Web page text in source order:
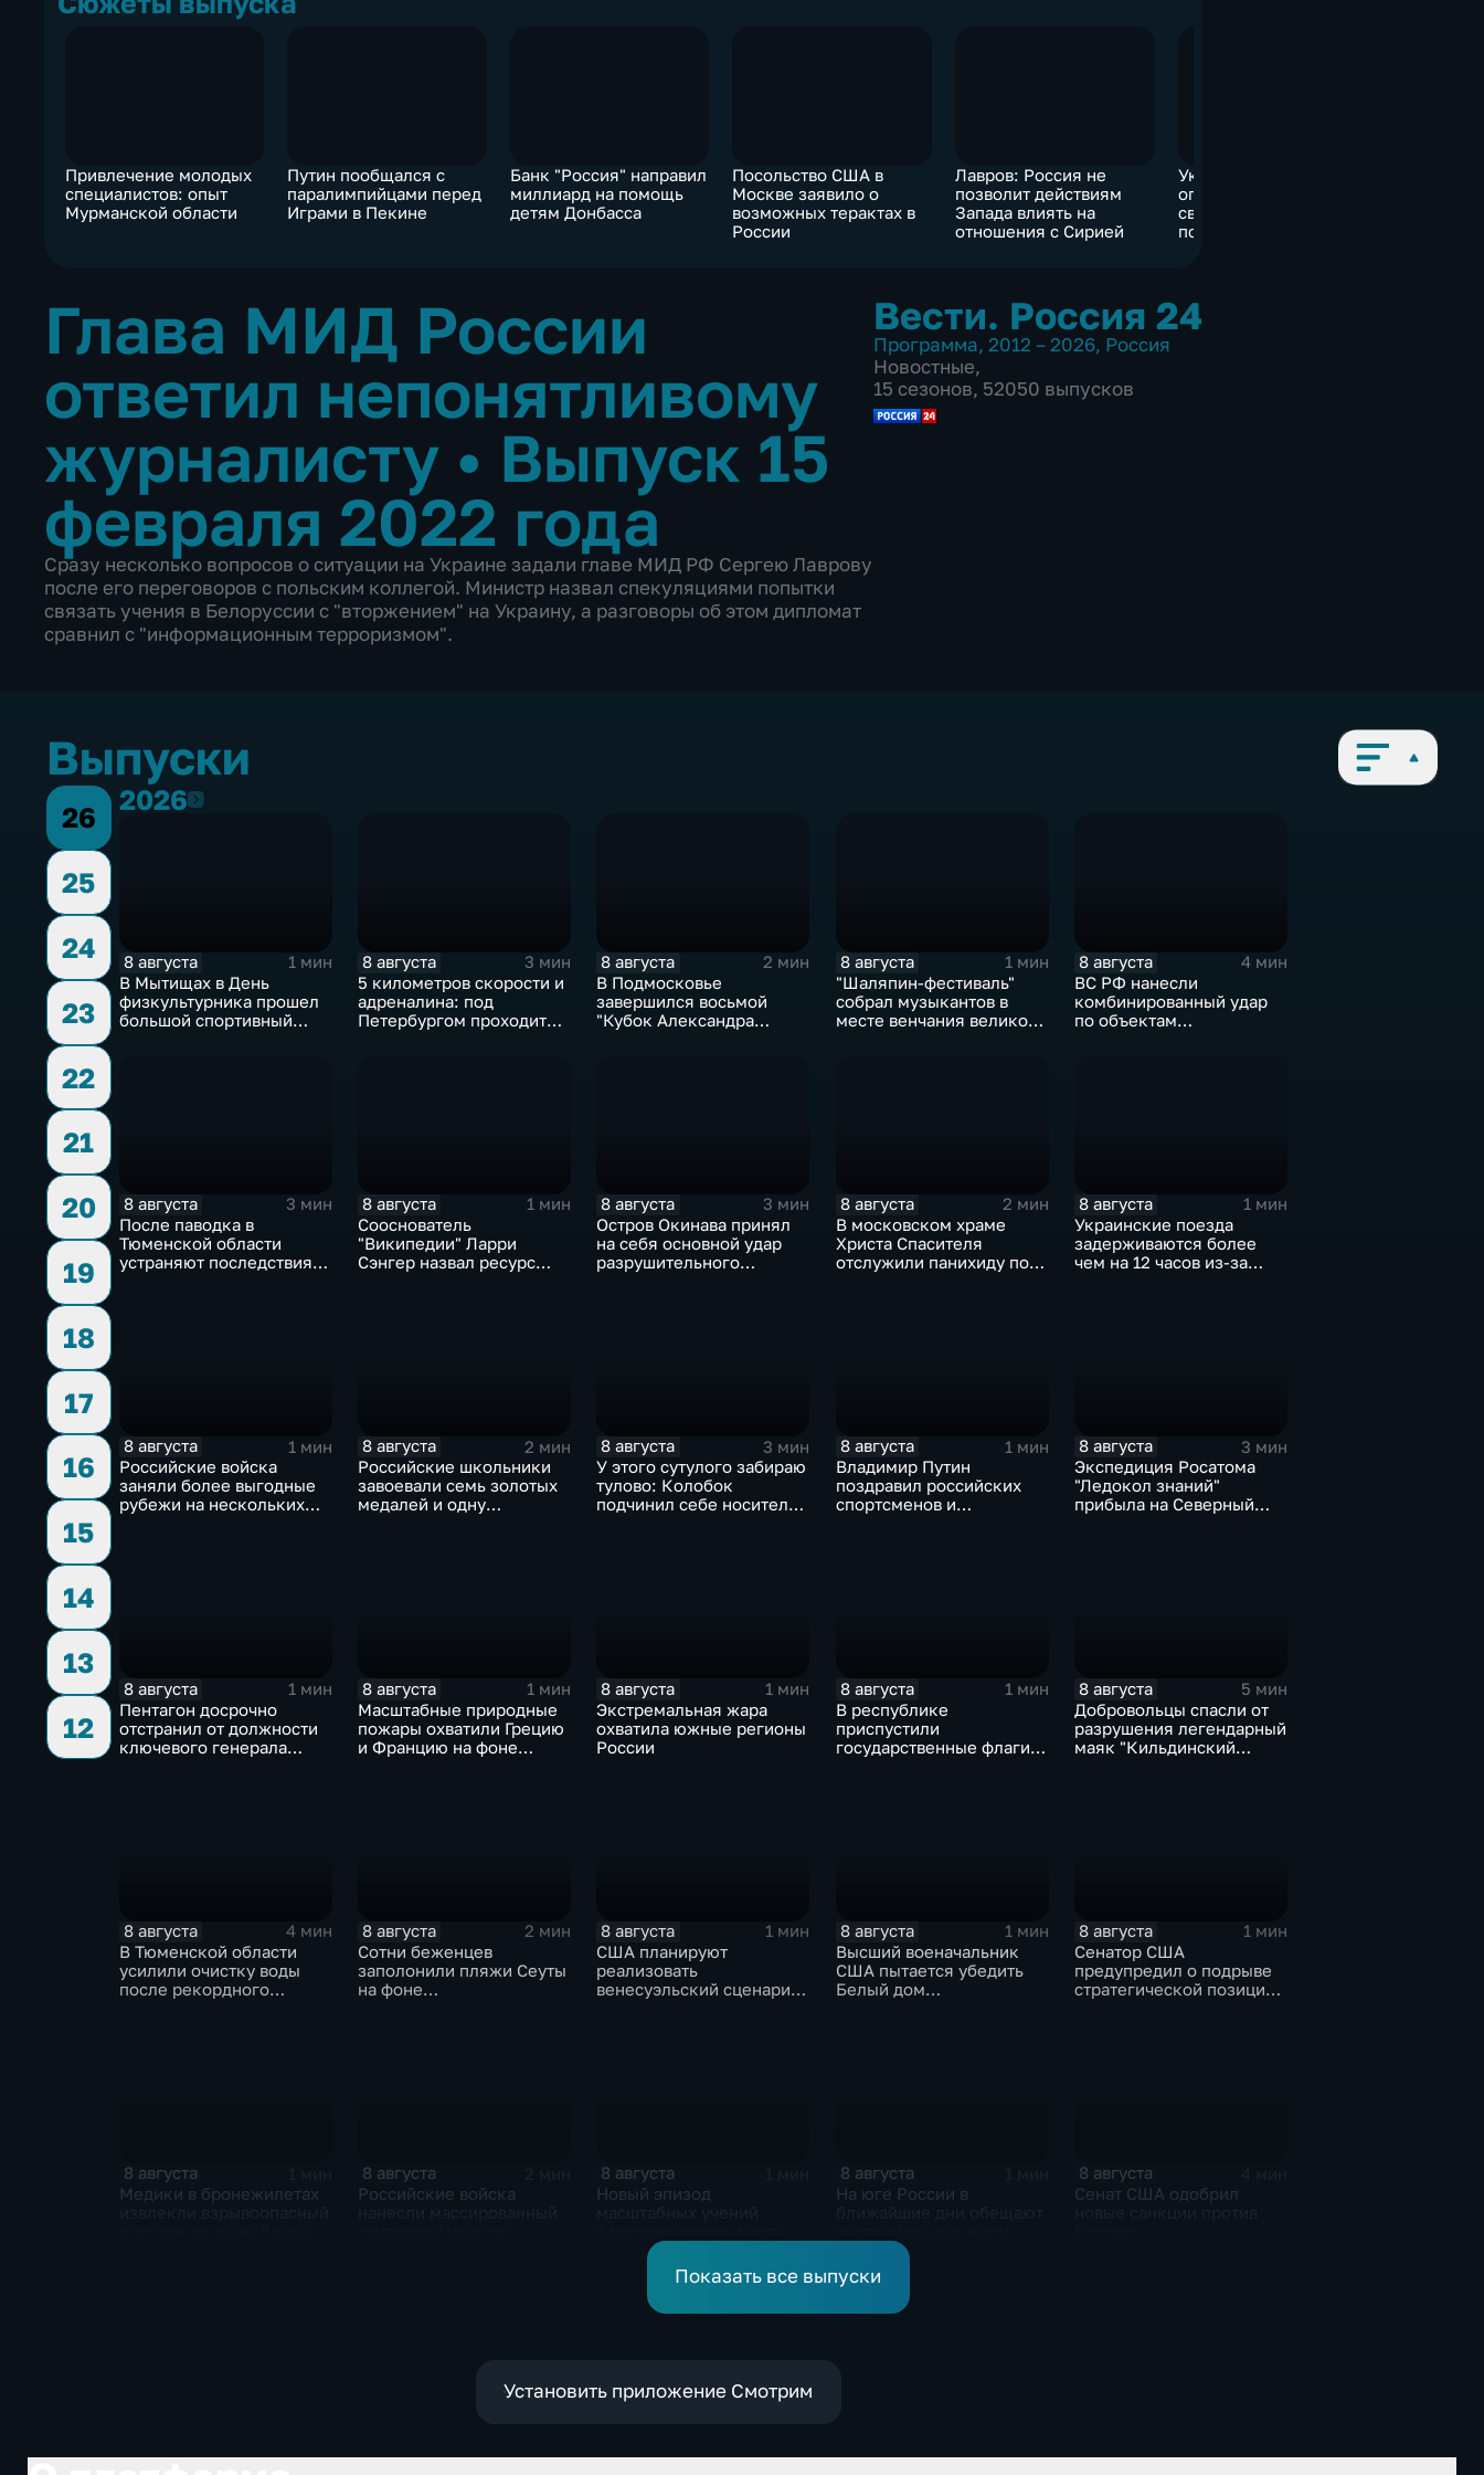
Привлечение молодых
специалистов: опыт
Мурманской области
Путин пообщался с
паралимпийцами перед
Играми в Пекине
Банк "Россия" направил
миллиард на помощь
детям Донбасса
Посольство США в
Москве заявило о
возможных терактах в
России
Лавров: Россия не
позволит действиям
Запада влиять на
отношения с Сирией
Украинские хакеры
опубликовали
свидетельства
психологической акции
Глава МИД России
ответил непонятливому
журналисту • Выпуск 15
февраля 2022 года
Сразу несколько вопросов о ситуации на Украине задали главе МИД РФ Сергею Лаврову
после его переговоров с польским коллегой. Министр назвал спекуляциями попытки
связать учения в Белоруссии с "вторжением" на Украину, а разговоры об этом дипломат
сравнил с "информационным терроризмом".
Вести. Россия 24
Программа, 2012 – 2026, Россия
Новостные,
15 сезонов, 52050 выпусков
Выпуски
26
25
24
23
22
21
20
19
18
17
16
15
14
13
12
20262026
8 августа
1 мин
В Мытищах в День
физкультурника прошел
большой спортивный
8 августа
3 мин
5 километров скорости и
адреналина: под
Петербургом проходит
8 августа
2 мин
В Подмосковье
завершился восьмой
"Кубок Александра
8 августа
1 мин
"Шаляпин‑фестиваль"
собрал музыкантов в
месте венчания великого
8 августа
4 мин
ВС РФ нанесли
комбинированный удар
по объектам
8 августа
3 мин
После паводка в
Тюменской области
устраняют последствия
8 августа
1 мин
Сооснователь
"Википедии" Ларри
Сэнгер назвал ресурс
8 августа
3 мин
Остров Окинава принял
на себя основной удар
разрушительного
8 августа
2 мин
В московском храме
Христа Спасителя
отслужили панихиду по
8 августа
1 мин
Украинские поезда
задерживаются более
чем на 12 часов из-за
8 августа
1 мин
Российские войска
заняли более выгодные
рубежи на нескольких
8 августа
2 мин
Российские школьники
завоевали семь золотых
медалей и одну
8 августа
3 мин
У этого сутулого забираю
тулово: Колобок
подчинил себе носителя
8 августа
1 мин
Владимир Путин
поздравил российских
спортсменов и
8 августа
3 мин
Экспедиция Росатома
"Ледокол знаний"
прибыла на Северный
8 августа
1 мин
Пентагон досрочно
отстранил от должности
ключевого генерала
8 августа
1 мин
Масштабные природные
пожары охватили Грецию
и Францию на фоне
8 августа
1 мин
Экстремальная жара
охватила южные регионы
России
8 августа
1 мин
В республике
приспустили
государственные флаги и
8 августа
5 мин
Добровольцы спасли от
разрушения легендарный
маяк "Кильдинский
8 августа
4 мин
В Тюменской области
усилили очистку воды
после рекордного
8 августа
2 мин
Сотни беженцев
заполонили пляжи Сеуты
на фоне
8 августа
1 мин
США планируют
реализовать
венесуэльский сценарий
8 августа
1 мин
Высший военачальник
США пытается убедить
Белый дом
8 августа
1 мин
Сенатор США
предупредил о подрыве
стратегической позиции
8 августа
Медики в бронежилетах
8 августа
Российские войска
8 августа
Новый эпизод
8 августа
На юге России в
8 августа
Сенат США одобрил
Показать все выпуски
Установить приложение Смотрим